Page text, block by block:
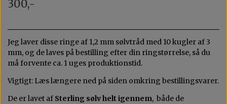
KVARTS
OPAL
300,-
Jeg laver disse ringe af 1,2 mm sølvtråd med 10 kugler af 3
mm, og de laves på bestilling efter din ringstørrelse, så du
må forvente ca. 1 uges produktionstid.
Vigtigt: Læs længere ned på siden omkring bestillingsvarer.
De er lavet af Sterling sølv helt igennem, både de